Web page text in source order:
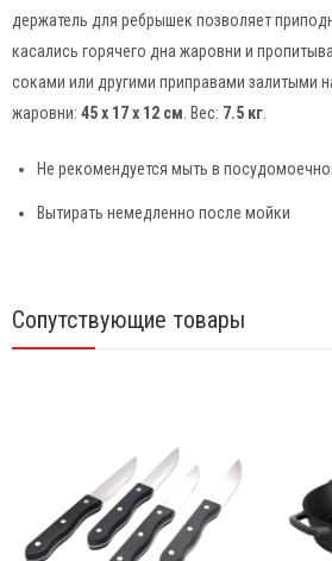
держатель для ребрышек позволяет
касались горячего дна жаровни и
соками или другими приправами залитыми
жаровни: 45 x 17 x 12 см . Вес: 7.5 кг
Не рекомендуется мыть в
Вытирать немедленно после мойки
Сопутствующие товары